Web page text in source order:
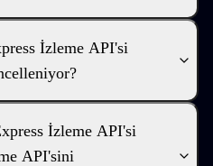
İzleme API'si
İzleme API'si
API'sini